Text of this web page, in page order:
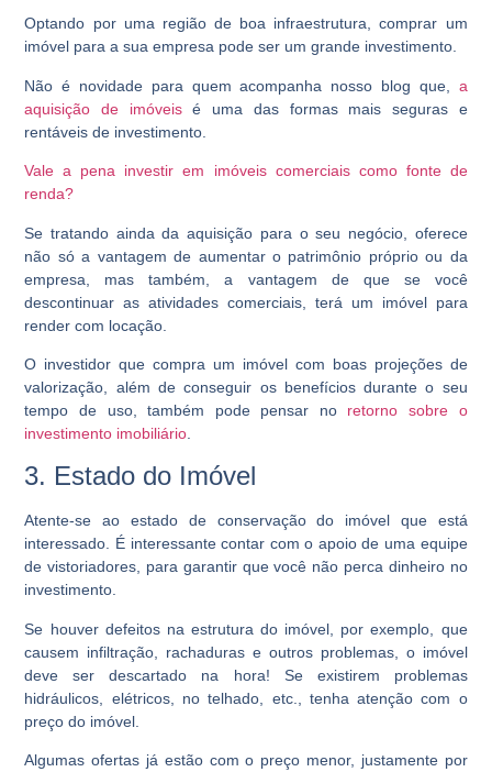
Optando por uma região de boa infraestrutura, comprar um
imóvel para a sua empresa pode ser um grande investimento.
Não é novidade para quem acompanha nosso blog que, a
aquisição de imóveisé uma das formas mais seguras e
rentáveis de investimento.
Vale a pena investir em imóveis comerciais como fonte de
renda?
Se tratando ainda da aquisição para o seu negócio, oferece
não só a vantagem de aumentar o patrimônio próprio ou da
empresa, mas também, a vantagem de que se você
descontinuar as atividades comerciais, terá um imóvel para
render com locação.
O investidor que compra um imóvel com boas projeções de
valorização, além de conseguir os benefícios durante o seu
tempo de uso, também pode pensar no retorno sobre o
investimento imobiliário
3. Estado do Imóvel
Atente-se ao estado de conservação do imóvel que está
interessado. É interessante contar com o apoio de uma equipe
de vistoriadores, para garantir que você não perca dinheiro no
investimento.
Se houver defeitos na estrutura do imóvel, por exemplo, que
causem infiltração, rachaduras e outros problemas, o imóvel
deve ser descartado na hora! Se existirem problemas
hidráulicos, elétricos, no telhado, etc., tenha atenção com o
preço do imóvel.
Algumas ofertas já estão com o preço menor, justamente por